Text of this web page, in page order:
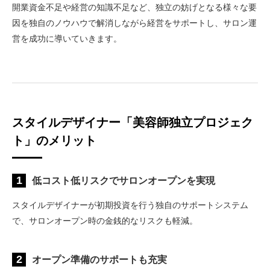
開業資金不足や経営の知識不足など、独立の妨げとなる様々な要
因を独自のノウハウで解消しながら経営をサポートし、サロン運
営を成功に導いていきます。
スタイルデザイナー「美容師独立プロジェク
ト」のメリット
1 低コスト低リスクでサロンオープンを実現
スタイルデザイナーが初期投資を行う独自のサポートシステム
で、サロンオープン時の金銭的なリスクも軽減。
2 オープン準備のサポートも充実